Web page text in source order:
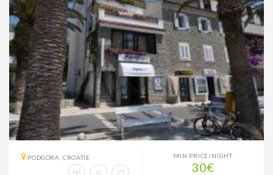
PODGORA, CROATIE MIN PRICE/NIGHT
30€